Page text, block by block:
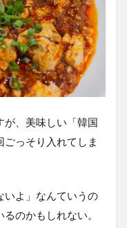
が、美味しい「韓国
っそり入れてしま
いよ」なんていうの
のかもしれない。